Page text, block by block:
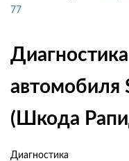
77
автомобиля
(Шкода
Диагностика